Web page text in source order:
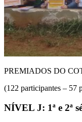
PREMIADOS DO
(122 participantes – 57
NÍVEL J: 1ª e 2ª